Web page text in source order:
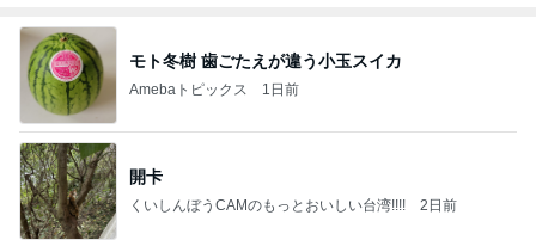
モト冬樹 歯ごたえが違う小玉スイカ
Amebaトピックス 1日前
開卡
くいしんぼうCAMのもっとおいしい台湾!!!! 2日前